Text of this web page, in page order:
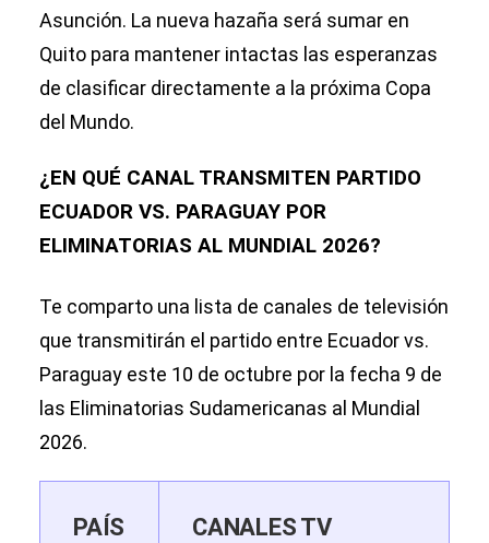
Asunción. La nueva hazaña será sumar en
Quito para mantener intactas las esperanzas
de clasificar directamente a la próxima Copa
del Mundo.
¿EN QUÉ CANAL TRANSMITEN PARTIDO
ECUADOR VS. PARAGUAY POR
ELIMINATORIAS AL MUNDIAL 2026?
Te comparto una lista de canales de televisión
que transmitirán el partido entre Ecuador vs.
Paraguay este 10 de octubre por la fecha 9 de
las Eliminatorias Sudamericanas al Mundial
2026.
PAÍS CANALES TV